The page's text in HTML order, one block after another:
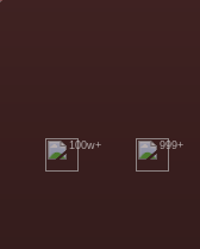
100w+ 999+